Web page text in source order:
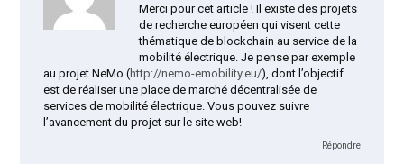
Merci pour cet article ! Il existe des projets
de recherche européen qui visent cette
thématique de blockchain au service de la
mobilité électrique. Je pense par exemple
au projet NeMo (http://nemo-emobility.eu/), dont l’objectif
est de réaliser une place de marché décentralisée de
services de mobilité électrique. Vous pouvez suivre
l’avancement du projet sur le site web!
Répondre